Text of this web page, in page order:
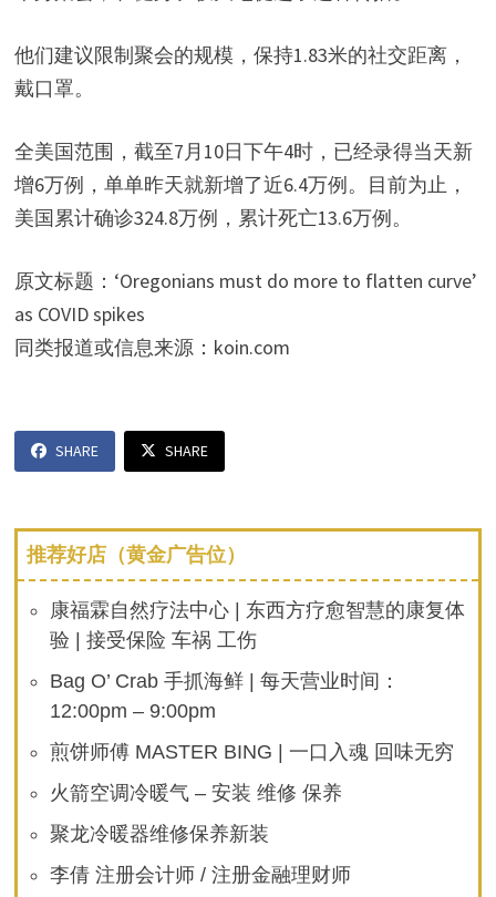
他们建议限制聚会的规模，保持1.83米的社交距离，
戴口罩。
全美国范围，截至7月10日下午4时，已经录得当天新
增6万例，单单昨天就新增了近6.4万例。目前为止，
美国累计确诊324.8万例，累计死亡13.6万例。
原文标题：‘Oregonians must do more to flatten curve’
as COVID spikes
同类报道或信息来源：koin.com
SHARE SHARE
推荐好店（黄金广告位）
康福霖自然疗法中心 | 东西方疗愈智慧的康复体
验 | 接受保险 车祸 工伤
Bag O’ Crab 手抓海鲜 | 每天营业时间：
12:00pm – 9:00pm
煎饼师傅 MASTER BING | 一口入魂 回味无穷
火箭空调冷暖气 – 安装 维修 保养
聚龙冷暖器维修保养新装
李倩 注册会计师 / 注册金融理财师